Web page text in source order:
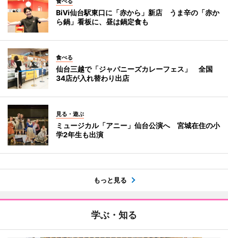
BiVi仙台駅東口に「赤から」新店 うま辛の「赤か
ら鍋」看板に、昼は鍋定食も
食べる
仙台三越で「ジャパニーズカレーフェス」 全国
34店が入れ替わり出店
見る・遊ぶ
ミュージカル「アニー」仙台公演へ 宮城在住の小
学2年生も出演
もっと見る
学ぶ・知る